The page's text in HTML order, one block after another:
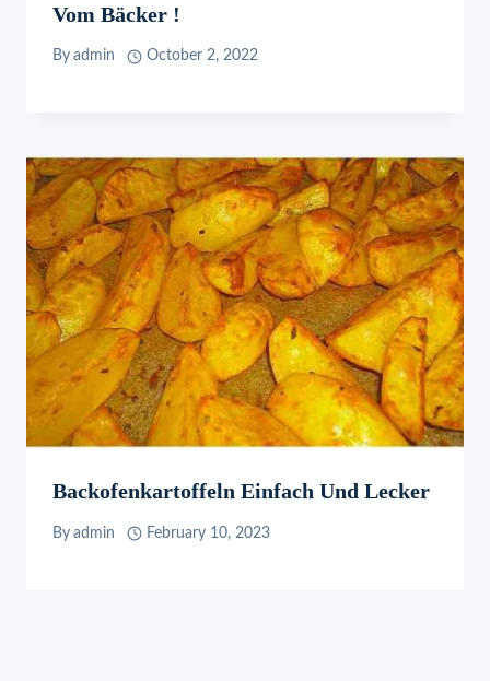
Vom Bäcker !
By admin October 2, 2022
Backofenkartoffeln Einfach Und Lecker
By admin February 10, 2023